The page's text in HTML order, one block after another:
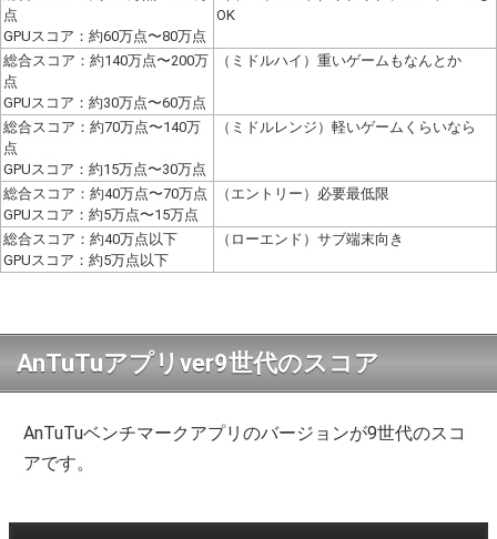
点
GPUスコア：約60万点〜80万点
OK
総合スコア：約140万点〜200万
点
GPUスコア：約30万点〜60万点
（ミドルハイ）重いゲームもなんとか
総合スコア：約70万点〜140万
点
GPUスコア：約15万点〜30万点
（ミドルレンジ）軽いゲームくらいなら
総合スコア：約40万点〜70万点
GPUスコア：約5万点〜15万点
（エントリー）必要最低限
総合スコア：約40万点以下
GPUスコア：約5万点以下
（ローエンド）サブ端末向き
AnTuTuアプリver9世代のスコア
AnTuTuベンチマークアプリのバージョンが9世代のスコ
アです。